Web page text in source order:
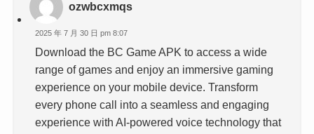
ozwbcxmqs
2025 年 7 月 30 日 pm 8:07
Download the BC Game APK to access a wide
range of games and enjoy an immersive gaming
experience on your mobile device. Transform
every phone call into a seamless and engaging
experience with AI-powered voice technology that